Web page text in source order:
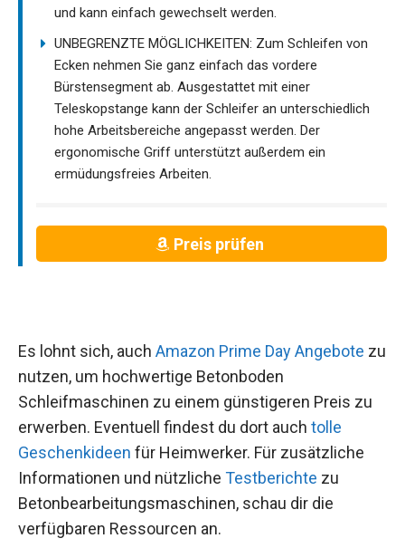
und kann einfach gewechselt werden.
UNBEGRENZTE MÖGLICHKEITEN: Zum Schleifen von
Ecken nehmen Sie ganz einfach das vordere
Bürstensegment ab. Ausgestattet mit einer
Teleskopstange kann der Schleifer an unterschiedlich
hohe Arbeitsbereiche angepasst werden. Der
ergonomische Griff unterstützt außerdem ein
ermüdungsfreies Arbeiten.
Preis prüfen
Es lohnt sich, auch Amazon Prime Day Angebote zu
nutzen, um hochwertige Betonboden
Schleifmaschinen zu einem günstigeren Preis zu
erwerben. Eventuell findest du dort auch tolle
Geschenkideen für Heimwerker. Für zusätzliche
Informationen und nützliche Testberichte zu
Betonbearbeitungsmaschinen, schau dir die
verfügbaren Ressourcen an.